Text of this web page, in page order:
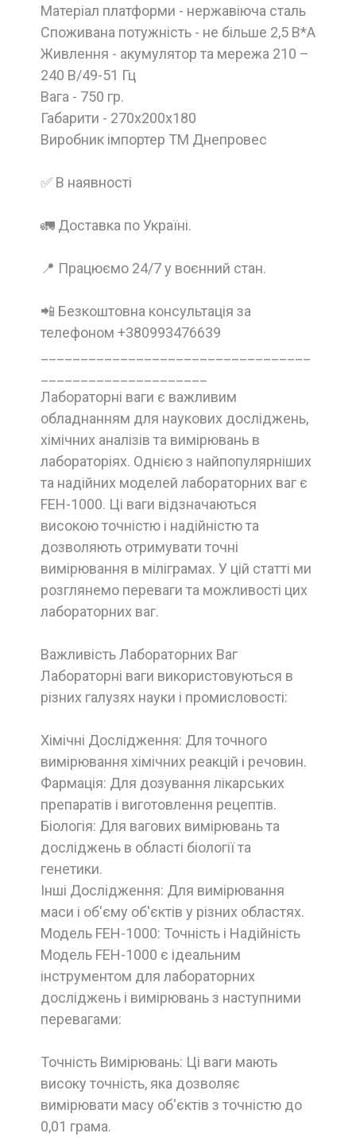
Матеріал платформи - нержавіюча сталь
Споживана потужність - не більше 2,5 В*А
Живлення - акумулятор та мережа 210 –
240 В/49-51 Гц
Вага - 750 гр.
Габарити - 270x200x180
Виробник імпортер ТМ Днепровес
✅ В наявності
🚛 Доставка по Україні.
📍 Працюємо 24/7 у воєнний стан.
📲 Безкоштовна консультація за
телефоном +380993476639
Лабораторні ваги є важливим
обладнанням для наукових досліджень,
хімічних аналізів та вимірювань в
лабораторіях. Однією з найпопулярніших
та надійних моделей лабораторних ваг є
FEH-1000. Ці ваги відзначаються
високою точністю і надійністю та
дозволяють отримувати точні
вимірювання в міліграмах. У цій статті ми
розглянемо переваги та можливості цих
лабораторних ваг.
Важливість Лабораторних Ваг
Лабораторні ваги використовуються в
різних галузях науки і промисловості:
Хімічні Дослідження: Для точного
вимірювання хімічних реакцій і речовин.
Фармація: Для дозування лікарських
препаратів і виготовлення рецептів.
Біологія: Для вагових вимірювань та
досліджень в області біології та
генетики.
Інші Дослідження: Для вимірювання
маси і об'єму об'єктів у різних областях.
Модель FEH-1000: Точність і Надійність
Модель FEH-1000 є ідеальним
інструментом для лабораторних
досліджень і вимірювань з наступними
перевагами:
Точність Вимірювань: Ці ваги мають
високу точність, яка дозволяє
вимірювати масу об'єктів з точністю до
0,01 грама.